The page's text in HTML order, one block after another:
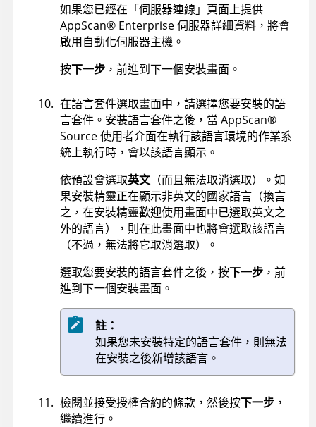
如果您已經在「伺服器連線」頁面上提供
AppScan® Enterprise伺服器詳細資料，將會
啟用自動化伺服器主機。
按下一步 ，前進到下一個安裝畫面。
在語言套件選取畫面中，請選擇您要安裝的語
言套件。安裝語言套件之後，當 AppScan®
Source使用者介面在執行該語言環境的作業系
統上執行時，會以該語言顯示。
依預設會選取英文 （而且無法取消選取）。如
果安裝精靈正在顯示非英文的國家語言（換言
之，在安裝精靈歡迎使用畫面中已選取英文之
外的語言），則在此畫面中也將會選取該語言
（不過，無法將它取消選取）。
選取您要安裝的語言套件之後，按下一步 ，前
進到下一個安裝畫面。
註：
如果您未安裝特定的語言套件，則無法
在安裝之後新增該語言。
檢閱並接受授權合約的條款，然後按下一步 ，
繼續進行。